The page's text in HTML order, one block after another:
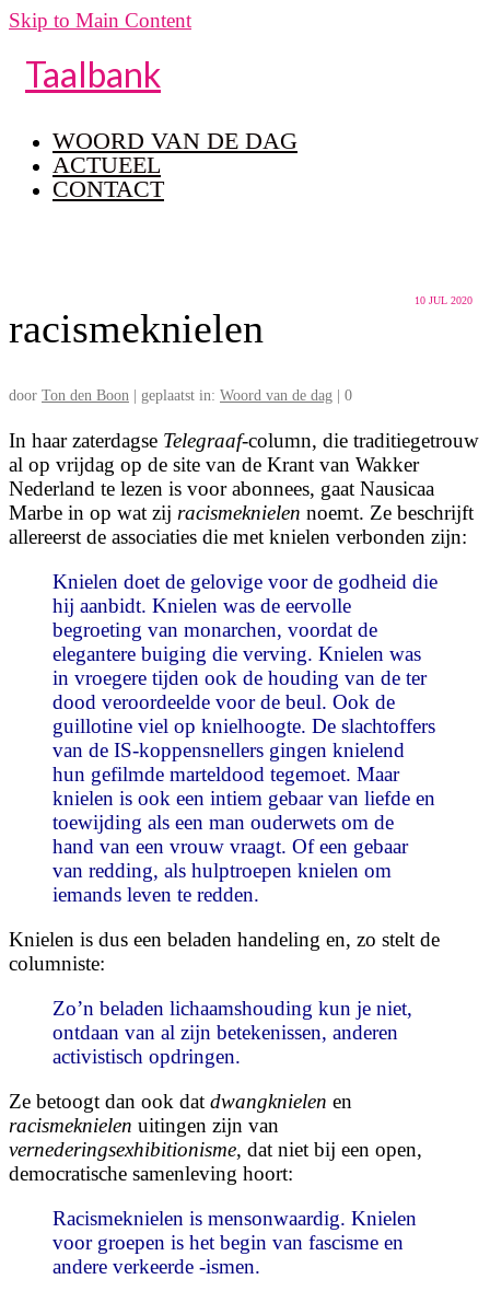
Skip to Main Content
Taalbank
WOORD VAN DE DAG
ACTUEEL
CONTACT
10 JUL 2020
racismeknielen
door Ton den Boon geplaatst in: Woord van de dag 0
In haar zaterdagse Telegraaf-column, die traditiegetrouw
al op vrijdag op de site van de Krant van Wakker
Nederland te lezen is voor abonnees, gaat Nausicaa
Marbe in op wat zij racismeknielen noemt. Ze beschrijft
allereerst de associaties die met knielen verbonden zijn:
Knielen doet de gelovige voor de godheid die
hij aanbidt. Knielen was de eervolle
begroeting van monarchen, voordat de
elegantere buiging die verving. Knielen was
in vroegere tijden ook de houding van de ter
dood veroordeelde voor de beul. Ook de
guillotine viel op knielhoogte. De slachtoffers
van de IS-koppensnellers gingen knielend
hun gefilmde marteldood tegemoet. Maar
knielen is ook een intiem gebaar van liefde en
toewijding als een man ouderwets om de
hand van een vrouw vraagt. Of een gebaar
van redding, als hulptroepen knielen om
iemands leven te redden.
Knielen is dus een beladen handeling en, zo stelt de
columniste:
Zo’n beladen lichaamshouding kun je niet,
ontdaan van al zijn betekenissen, anderen
activistisch opdringen.
Ze betoogt dan ook dat dwangknielen en
racismeknielen uitingen zijn van
vernederingsexhibitionisme, dat niet bij een open,
democratische samenleving hoort:
Racismeknielen is mensonwaardig. Knielen
voor groepen is het begin van fascisme en
andere verkeerde -ismen.